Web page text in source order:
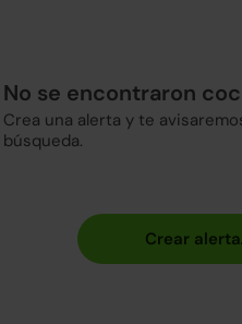
No se encontraron
Crea una alerta y te
búsqueda.